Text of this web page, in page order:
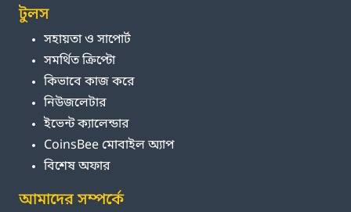
টুলস
সহায়তা ও সাপোর্ট
সমর্থিত ক্রিপ্টো
কিভাবে কাজ করে
নিউজলেটার
ইভেন্ট ক্যালেন্ডার
CoinsBee মোবাইল অ্যাপ
বিশেষ অফার
আমাদের সম্পর্কে